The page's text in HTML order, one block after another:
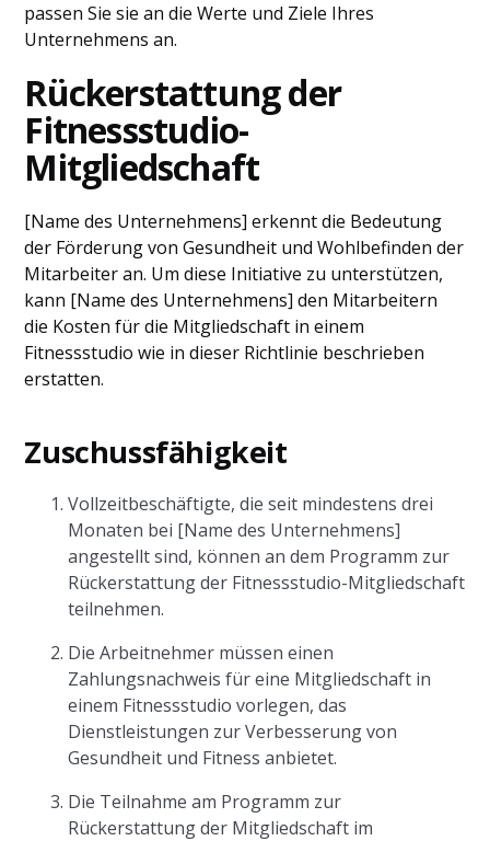
passen Sie sie an die Werte und Ziele Ihres
Unternehmens an.
Rückerstattung der
Fitnessstudio-
Mitgliedschaft
[Name des Unternehmens] erkennt die Bedeutung
der Förderung von Gesundheit und Wohlbefinden der
Mitarbeiter an. Um diese Initiative zu unterstützen,
kann [Name des Unternehmens] den Mitarbeitern
die Kosten für die Mitgliedschaft in einem
Fitnessstudio wie in dieser Richtlinie beschrieben
erstatten.
Zuschussfähigkeit
Vollzeitbeschäftigte, die seit mindestens drei
Monaten bei [Name des Unternehmens]
angestellt sind, können an dem Programm zur
Rückerstattung der Fitnessstudio-Mitgliedschaft
teilnehmen.
Die Arbeitnehmer müssen einen
Zahlungsnachweis für eine Mitgliedschaft in
einem Fitnessstudio vorlegen, das
Dienstleistungen zur Verbesserung von
Gesundheit und Fitness anbietet.
Die Teilnahme am Programm zur
Rückerstattung der Mitgliedschaft im